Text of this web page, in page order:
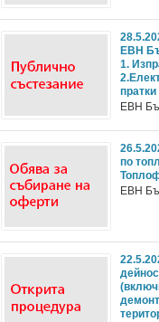
ЕВН
1.
пратки
ЕВН
по
ЕВН